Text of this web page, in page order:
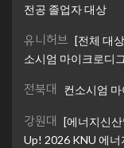
전공 졸업자 대상
유니허브 [전체 대
소시엄 마이크로디
전북대 컨소시엄
강원대
[에너지신
Up! 2026 KNU 에너